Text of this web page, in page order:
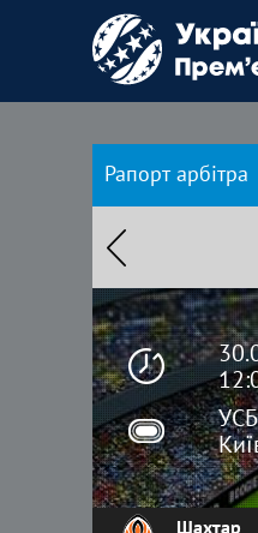
Зоря
Рапорт арбітра
Шахтар